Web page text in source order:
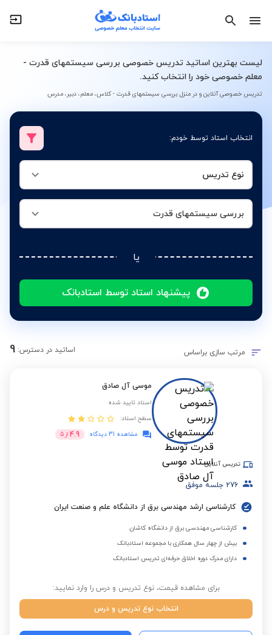
لیست بهترین اساتید تدریس خصوصی بررسی سیستمهای قدرت -
معلم خصوصی خود را انتخاب کنید.
تدریس خصوصی آنلاین و در منزل بررسی سیستمهای قدرت - کلاس، معلم، دبیر، مدرس
انتخاب استاد توسط خودم:
نوع تدریس
بررسی سیستمهای قدرت
یا
پیشنهاد استاد توسط استادبانک
بررسی سیستمهای قدرت
مرتب سازی براساس اساتید در دسترس: 9
موسی آل صادق
استاد تایید شده
سطح استاد:
مشاهده 31 دیدگاه
4.9 از 5
تدریس آنلاین
276 جلسه موفق
کارشناسی ارشد مهندسی برق از دانشگاه علم و صنعت ایران
کارشناسی مهندسی برق از دانشگاه کاشان
بیش از چهار سال همکاری با مجموعه استادبانک
دارای مدرک دوره اخلاق حرفه‌ای تدریس استادبانک
برای مشاهده قیمت، نوع تدریس و درس را وارد نمایید:
انتخاب نوع تدریس و درس